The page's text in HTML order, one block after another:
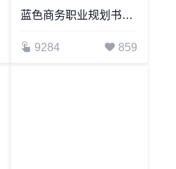
蓝色商务职业规划书WORD模板
9284 859